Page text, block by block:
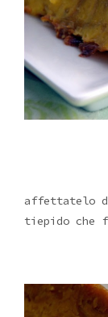
affettatelo
tiepido che